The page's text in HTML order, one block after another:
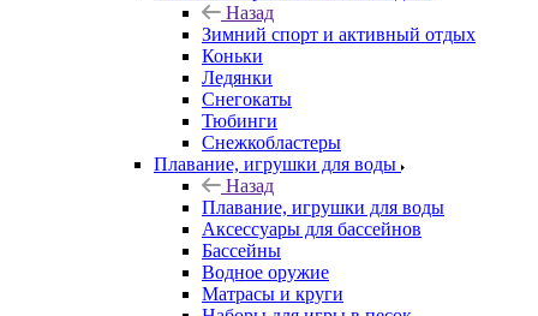
Назад
Зимний спорт и активный отдых
Коньки
Ледянки
Снегокаты
Тюбинги
Снежкобластеры
Плавание, игрушки для воды
Назад
Плавание, игрушки для воды
Аксессуары для бассейнов
Бассейны
Водное оружие
Матрасы и круги